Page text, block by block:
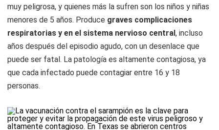
muy peligrosa, y quienes más la sufren son los niños y niñas
menores de 5 años. Produce graves complicaciones
respiratorias y en el sistema nervioso central, incluso
años después del episodio agudo, con un desenlace que
puede ser fatal. La patología es altamente contagiosa, ya
que cada infectado puede contagiar entre 16 y 18
personas.